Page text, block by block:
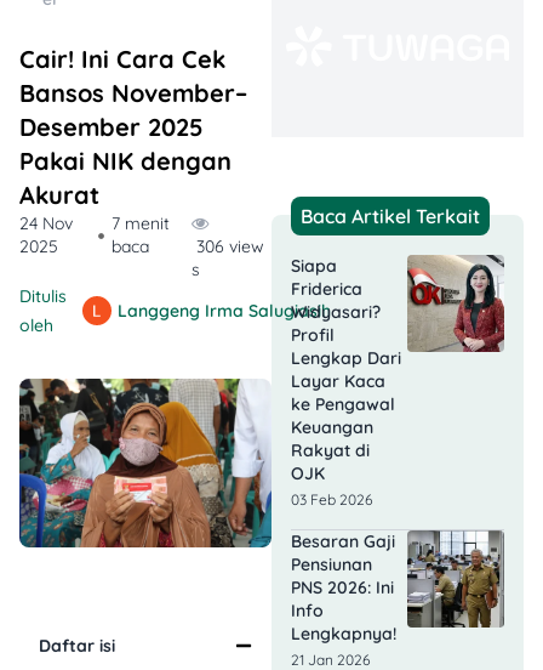
Cair! Ini Cara Cek
Bansos November–
Desember 2025
Pakai NIK dengan
Akurat
24 Nov
2025
7 menit
baca
306 view
s
Ditulis
oleh
Langgeng Irma Salugiasih
Daftar isi
Baca Artikel Terkait
Siapa
Friderica
Widyasari?
Profil
Lengkap Dari
Layar Kaca
ke Pengawal
Keuangan
Rakyat di
OJK
03 Feb 2026
Besaran Gaji
Pensiunan
PNS 2026: Ini
Info
Lengkapnya!
21 Jan 2026